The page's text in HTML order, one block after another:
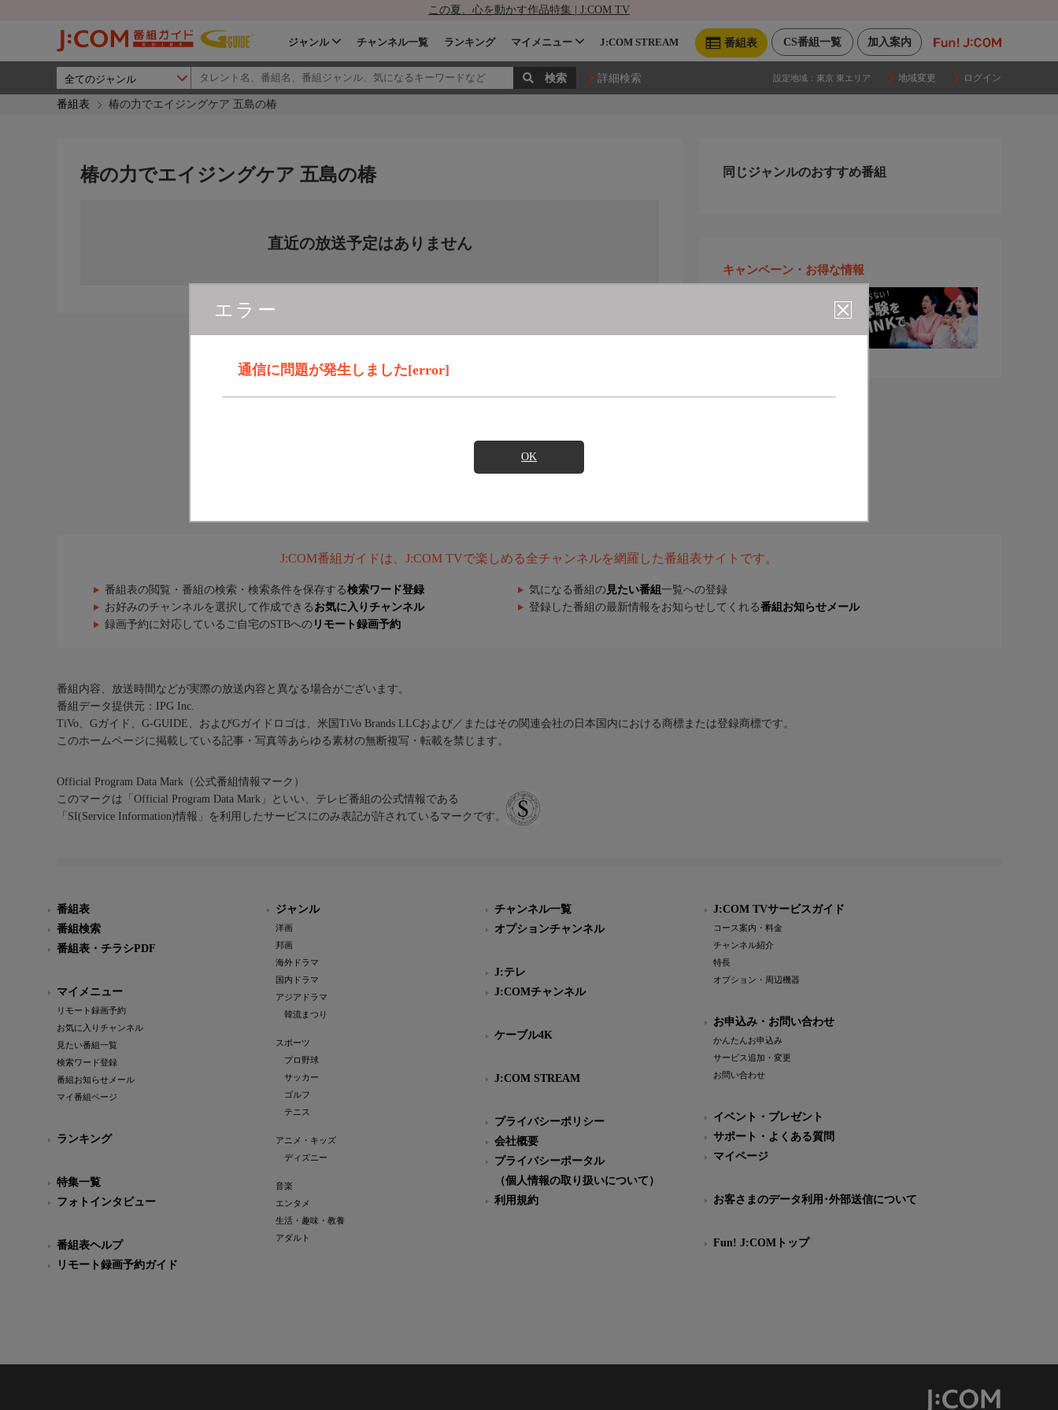
この夏、心を動かす作品特集 | J:COM TV
加入案内
CS番組一覧
番組表
ジャンル チャンネル一覧 ランキング マイメニュー J:COM STREAM
詳細検索 設定地域： 東京 東エリア 地域変更 ログイン
番組表 椿の力でエイジングケア 五島の椿
エラー
通信に問題が発生しました[error]
OK
椿の力でエイジングケア 五島の椿
直近の放送予定はありません
同じジャンルのおすすめ番組
キャンペーン・お得な情報
J:COM番組ガイドは、J:COM TVで楽しめる全チャンネルを網羅した番組表サイトです。
番組表の閲覧・番組の検索・検索条件を保存する検索ワード登録 気になる番組の 見たい番組 一覧への登録
お好みのチャンネルを選択して作成できる お気に入りチャンネル 登録した番組の最新情報をお知らせしてくれる番組お知らせメール
録画予約に対応しているご自宅のSTBへの リモート録画予約
番組内容、放送時間などが実際の放送内容と異なる場合がございます。
番組データ提供元：IPG Inc.
TiVo、Gガイド、G-GUIDE、およびGガイドロゴは、米国TiVo Brands LLCおよび／またはその関連会社の日本国内における商標または登録商標です。
このホームページに掲載している記事・写真等あらゆる素材の無断複写・転載を禁じます。
Official Program Data Mark（公式番組情報マーク）
このマークは「Official Program Data Mark」といい、テレビ番組の公式情報である
「SI(Service Information)情報」を利用したサービスにのみ表記が許されているマークです。
番組表
番組検索
番組表・チラシPDF
マイメニュー
リモート録画予約
お気に入りチャンネル
見たい番組一覧
検索ワード登録
番組お知らせメール
マイ番組ページ
ランキング
特集一覧
フォトインタビュー
番組表ヘルプ
リモート録画予約ガイド
ジャンル
洋画
邦画
海外ドラマ
国内ドラマ
アジアドラマ
韓流まつり
スポーツ
プロ野球
サッカー
ゴルフ
テニス
アニメ・キッズ
ディズニー
音楽
エンタメ
生活・趣味・教養
アダルト
チャンネル一覧
オプションチャンネル
J:テレ
J:COMチャンネル
ケーブル4K
J:COM STREAM
プライバシーポリシー
会社概要
プライバシーポータル
（個人情報の取り扱いについて）
利用規約
J:COM TVサービスガイド
コース案内・料金
チャンネル紹介
特長
オプション・周辺機器
お申込み・お問い合わせ
かんたんお申込み
サービス追加・変更
お問い合わせ
イベント・プレゼント
サポート・よくある質問
マイページ
お客さまのデータ利用･外部送信について
Fun! J:COMトップ